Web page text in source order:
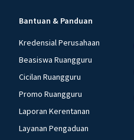
Bantuan & Panduan
Kredensial Perusahaan
Beasiswa Ruangguru
Cicilan Ruangguru
Promo Ruangguru
Laporan Kerentanan
Layanan Pengaduan